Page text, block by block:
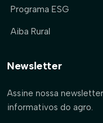
Programa ESG
Aiba Rural
Newsletter
Assine nossa
informativos do agro.